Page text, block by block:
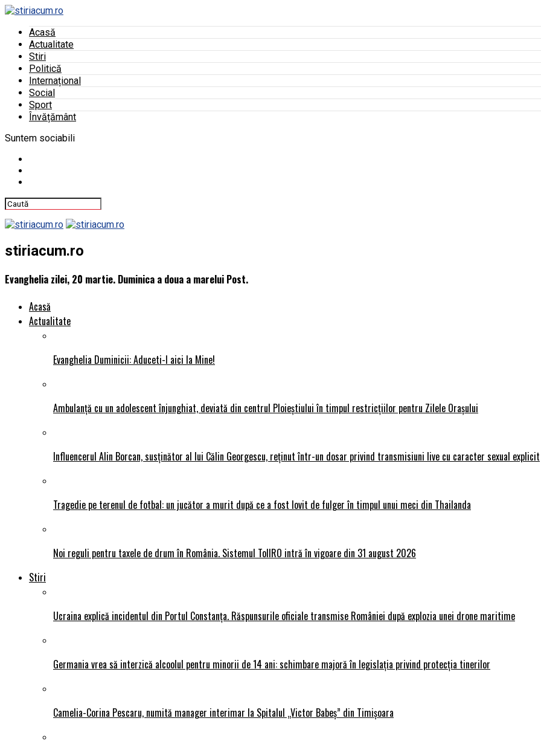
Acasă
Actualitate
Stiri
Politică
Internațional
Social
Sport
Învățământ
Suntem sociabili
stiriacum.ro
Evanghelia zilei, 20 martie. Duminica a doua a marelui Post.
Acasă
Actualitate
Evanghelia Duminicii: Aduceti-l aici la Mine!
Ambulanță cu un adolescent înjunghiat, deviată din centrul Ploieștiului în timpul restricțiilor pentru Zilele Orașului
Influencerul Alin Borcan, susținător al lui Călin Georgescu, reținut într-un dosar privind transmisiuni live cu caracter sexual explicit
Tragedie pe terenul de fotbal: un jucător a murit după ce a fost lovit de fulger în timpul unui meci din Thailanda
Noi reguli pentru taxele de drum în România. Sistemul TollRO intră în vigoare din 31 august 2026
Stiri
Ucraina explică incidentul din Portul Constanța. Răspunsurile oficiale transmise României după explozia unei drone maritime
Germania vrea să interzică alcoolul pentru minorii de 14 ani: schimbare majoră în legislația privind protecția tinerilor
Camelia-Corina Pescaru, numită manager interimar la Spitalul „Victor Babeș” din Timișoara